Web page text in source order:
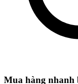
Mua hàng nhanh